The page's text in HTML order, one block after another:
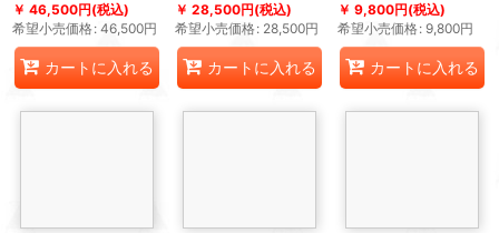
46,500円(税込)
希望小売価格: 46,500円
カートに入れる
28,500円(税込)
希望小売価格: 28,500円
カートに入れる
9,800円(税込)
希望小売価格: 9,800円
カートに入れる